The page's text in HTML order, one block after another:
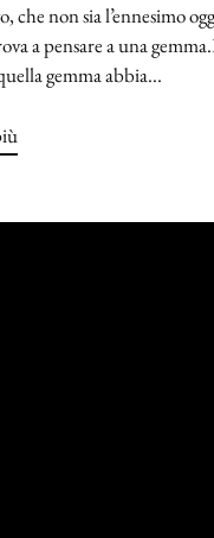
che non sia l’ennesimo
a pensare a una
gemma abbia...